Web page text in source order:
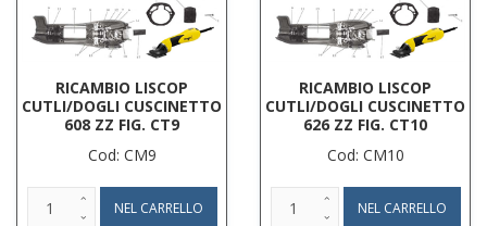
RICAMBIO LISCOP
CUTLI/DOGLI CUSCINETTO
608 ZZ FIG. CT9
Cod: CM9
RICAMBIO LISCOP
CUTLI/DOGLI CUSCINETTO
626 ZZ FIG. CT10
Cod: CM10